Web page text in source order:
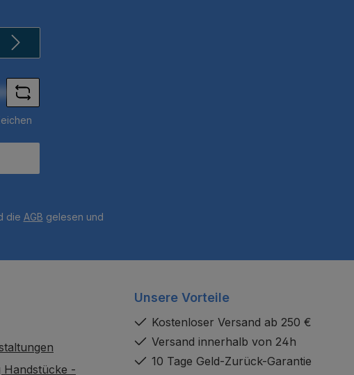
die AGB gelesen und
Handstücke -
Unsere Vorteile
Kostenloser Versand ab 250 €
Versand innerhalb von 24h
10 Tage Geld-Zurück-Garantie